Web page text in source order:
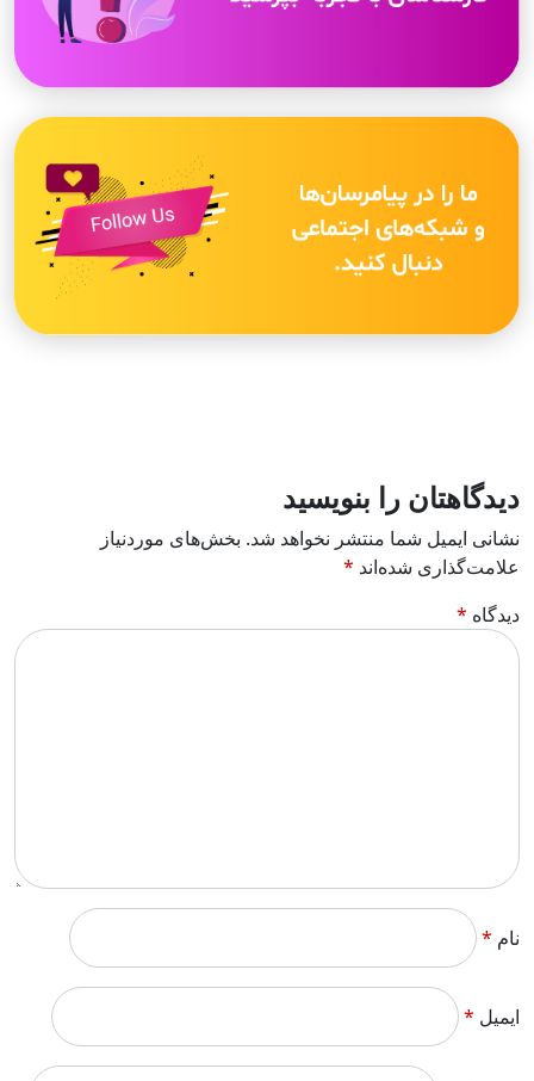
دیدگاهتان را بنویسید
نشانی ایمیل شما منتشر نخواهد شد. بخش‌های موردنیاز
علامت‌گذاری شده‌اند *
دیدگاه *
نام *
ایمیل *